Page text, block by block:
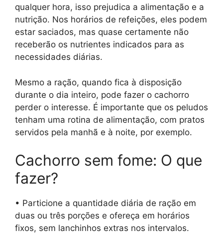
qualquer hora, isso prejudica a alimentação e a
nutrição. Nos horários de refeições, eles podem
estar saciados, mas quase certamente não
receberão os nutrientes indicados para as
necessidades diárias.
Mesmo a ração, quando fica à disposição
durante o dia inteiro, pode fazer o cachorro
perder o interesse. É importante que os peludos
tenham uma rotina de alimentação, com pratos
servidos pela manhã e à noite, por exemplo.
Cachorro sem fome: O que
fazer?
• Particione a quantidade diária de ração em
duas ou três porções e ofereça em horários
fixos, sem lanchinhos extras nos intervalos.